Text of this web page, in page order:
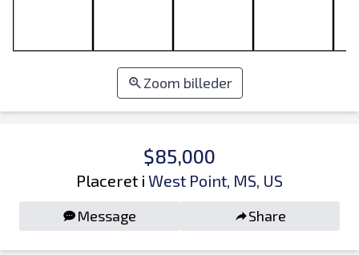
Zoom billeder
$85,000
Placeret i West Point, MS, US
Message Share